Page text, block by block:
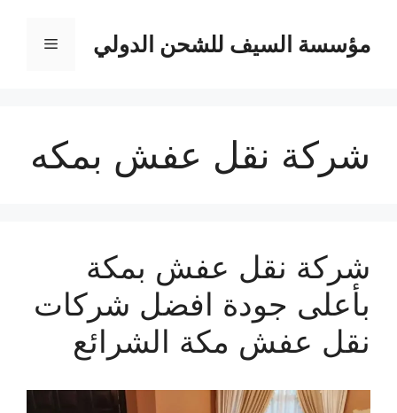
المحتوىمؤسسة السيف للشحن الدولي القائمة
شركة نقل عفش بمكه
شركة نقل عفش بمكة
بأعلى جودة افضل شركات
نقل عفش مكة الشرائع